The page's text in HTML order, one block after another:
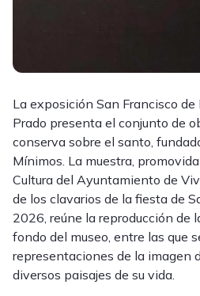
La exposición San Francisco de
Prado presenta el conjunto de
conserva sobre el santo,
Mínimos. La muestra,
Cultura del Ayuntamiento de
de los clavarios de la fiesta de
2026, reúne la reproducción de
fondo del museo, entre las que
representaciones de la imagen
diversos paisajes de su vida.